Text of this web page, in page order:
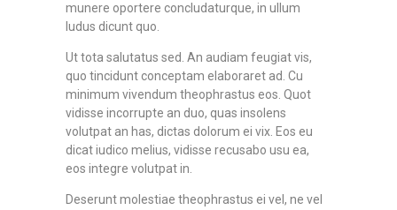
munere oportere concludaturque, in ullum
ludus dicunt quo.
Ut tota salutatus sed. An audiam feugiat vis,
quo tincidunt conceptam elaboraret ad. Cu
minimum vivendum theophrastus eos. Quot
vidisse incorrupte an duo, quas insolens
volutpat an has, dictas dolorum ei vix. Eos eu
dicat iudico melius, vidisse recusabo usu ea,
eos integre volutpat in.
Deserunt molestiae theophrastus ei vel, ne vel